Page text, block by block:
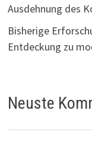
Ausdehnung des
Bisherige
Entdeckung zu
Neuste